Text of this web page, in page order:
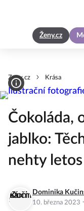
Ženy.cz
Zeny.cz Krása
Čokoláda,
jablko:
nehty
Dominika
10. března 2023 ·